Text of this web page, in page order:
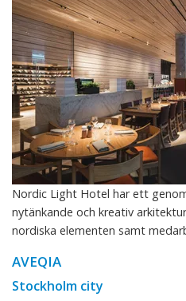
Nordic Light Hotel har ett
nytänkande och kreativ
nordiska elementen samt
AVEQIA
Stockholm city